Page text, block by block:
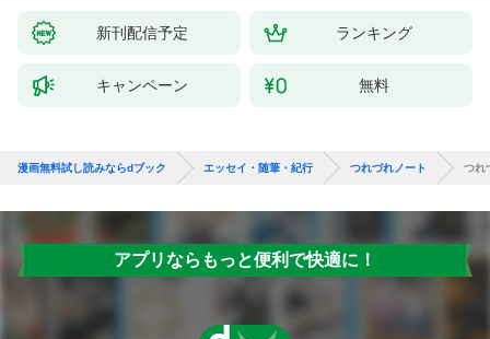
新刊配信予定 ランキング
キャンペーン 無料
漫画無料試し読みならdブック エッセイ・随筆・紀行 つれづれノート つれ
アプリならもっと便利で快適に！